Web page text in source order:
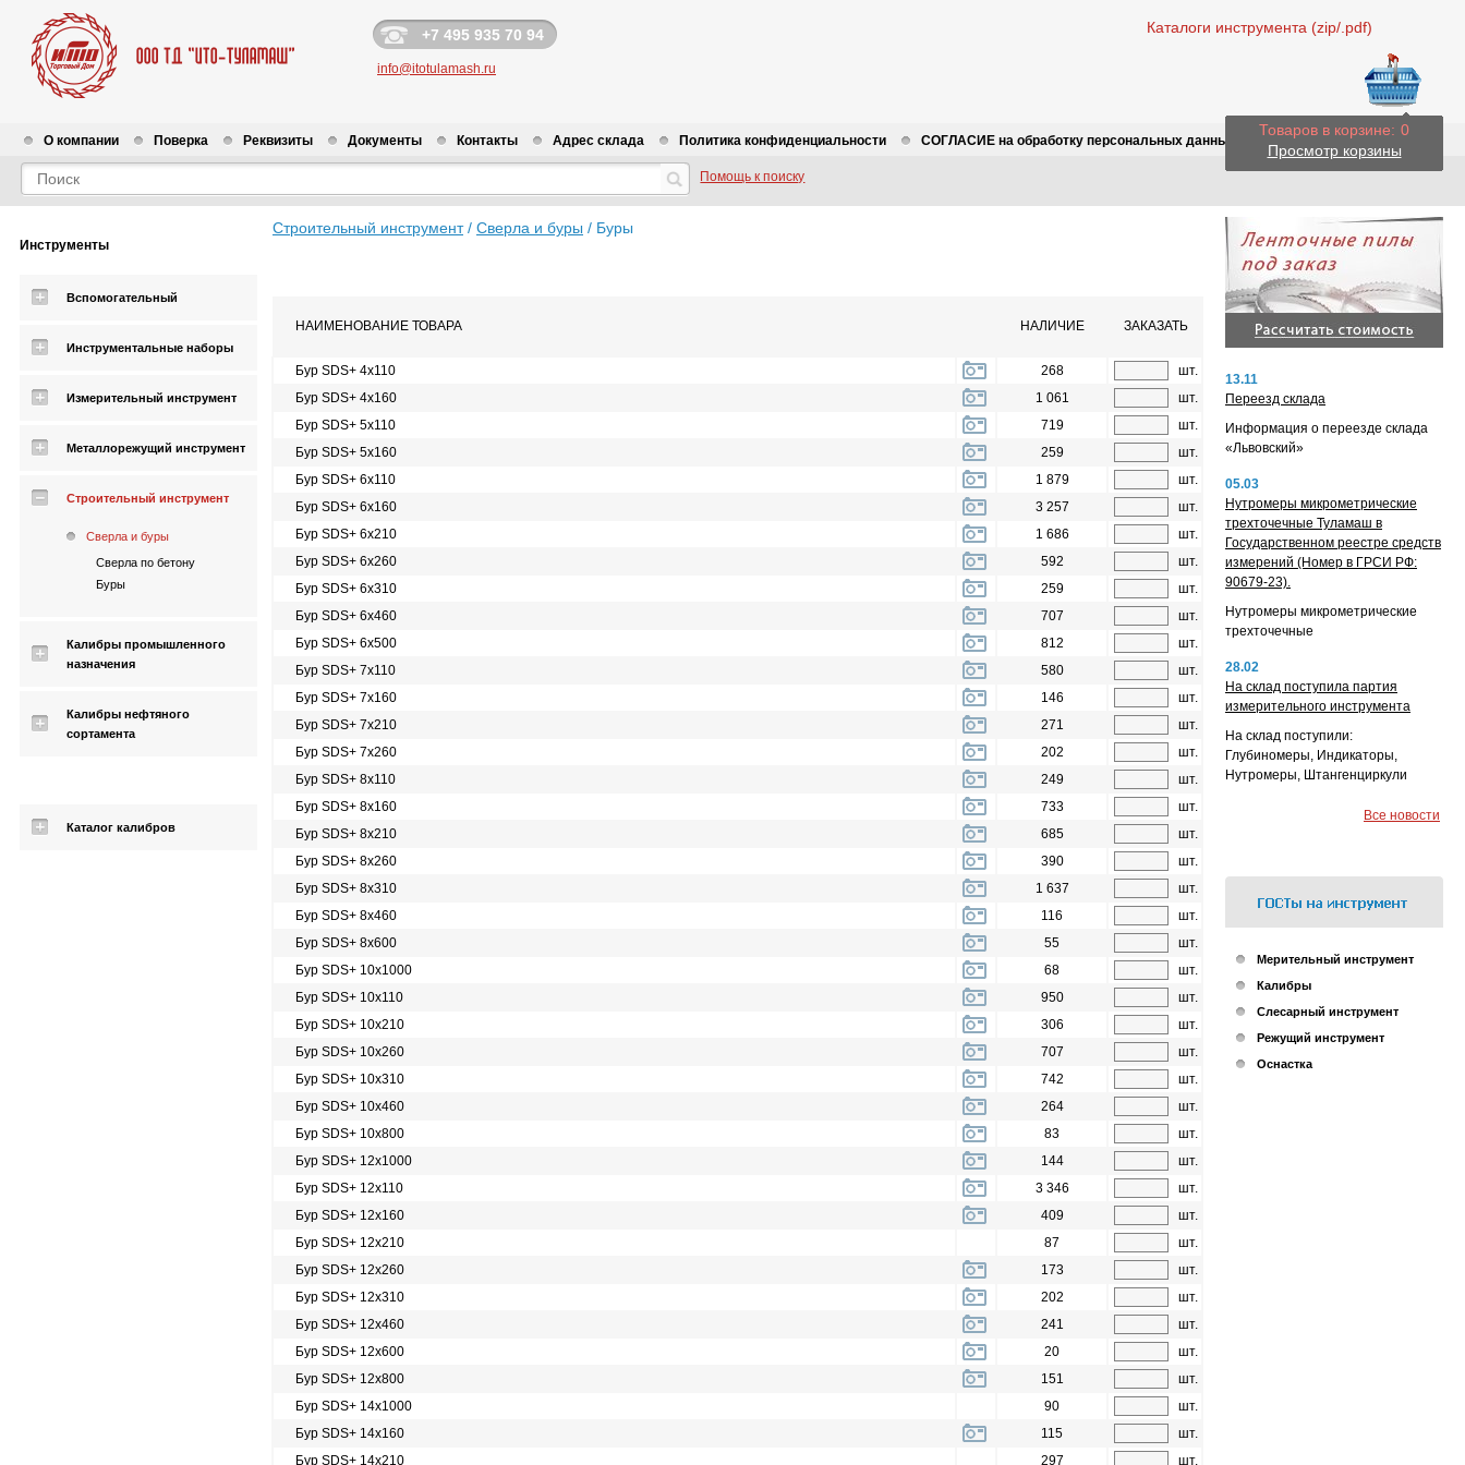
+7 495 935 70 94
info@itotulamash.ru
Каталоги инструмента (zip/.pdf)
О компании Поверка Реквизиты Документы Контакты Адрес склада Политика конфиденциальности СОГЛАСИЕ на обработку персональных данных
Помощь к поиску
Инструменты
Вспомогательный
Инструментальные наборы
Измерительный инструмент
Металлорежущий инструмент
Строительный инструмент
Сверла и буры
Сверла по бетону
Буры
Калибры промышленного
назначения
Калибры нефтяного
сортамента
Каталог калибров
Товаров в корзине: 0
Просмотр корзины
13.11
Переезд склада
Информация о переезде склада
«Львовский»
05.03
Нутромеры микрометрические
трехточечные Туламаш в
Государственном реестре средств
измерений (Номер в ГРСИ РФ:
90679-23).
Нутромеры микрометрические
трехточечные
28.02
На склад поступила партия
измерительного инструмента
На склад поступили:
Глубиномеры, Индикаторы,
Нутромеры, Штангенциркули
Все новости
Мерительный инструмент
Калибры
Слесарный инструмент
Режущий инструмент
Оснастка
Строительный инструмент / Сверла и буры / Буры
НАИМЕНОВАНИЕ ТОВАРА НАЛИЧИЕ ЗАКАЗАТЬ
Бур SDS+ 4х110 268
шт.
Бур SDS+ 4х160
1 061
шт.
Бур SDS+ 5х110
719
шт.
Бур SDS+ 5х160
259
шт.
Бур SDS+ 6х110
1 879
шт.
Бур SDS+ 6х160
3 257
шт.
Бур SDS+ 6х210
1 686
шт.
Бур SDS+ 6х260
592
шт.
Бур SDS+ 6х310
259
шт.
Бур SDS+ 6х460
707
шт.
Бур SDS+ 6х500
812
шт.
Бур SDS+ 7х110
580
шт.
Бур SDS+ 7х160
146
шт.
Бур SDS+ 7х210
271
шт.
Бур SDS+ 7х260
202
шт.
Бур SDS+ 8х110
249
шт.
Бур SDS+ 8х160
733
шт.
Бур SDS+ 8х210
685
шт.
Бур SDS+ 8х260
390
шт.
Бур SDS+ 8х310
1 637
шт.
Бур SDS+ 8х460
116
шт.
Бур SDS+ 8х600
55
шт.
Бур SDS+ 10х1000
68
шт.
Бур SDS+ 10х110
950
шт.
Бур SDS+ 10х210
306
шт.
Бур SDS+ 10х260
707
шт.
Бур SDS+ 10х310
742
шт.
Бур SDS+ 10х460
264
шт.
Бур SDS+ 10х800
83
шт.
Бур SDS+ 12х1000
144
шт.
Бур SDS+ 12х110
3 346
шт.
Бур SDS+ 12х160
409
шт.
Бур SDS+ 12х210
87
шт.
Бур SDS+ 12х260
173
шт.
Бур SDS+ 12х310
202
шт.
Бур SDS+ 12х460
241
шт.
Бур SDS+ 12х600
20
шт.
Бур SDS+ 12х800
151
шт.
Бур SDS+ 14х1000
90
шт.
Бур SDS+ 14х160
115
шт.
Бур SDS+ 14х210
297 шт.